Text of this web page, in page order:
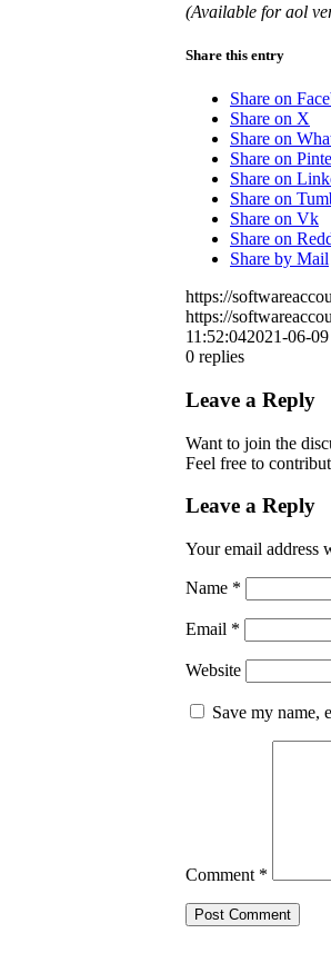
(Available for aol
Share this entry
Share on
Share on X
Share on
Share on
Share on
Share on
Share on Vk
Share on
Share by Mail
https://
https://
11:52:042021-06-
0 replies
Leave a Reply
Want to join the
Feel free to
Leave a Reply
Your email address
Name *
Email *
Website
Save my name,
Comment *